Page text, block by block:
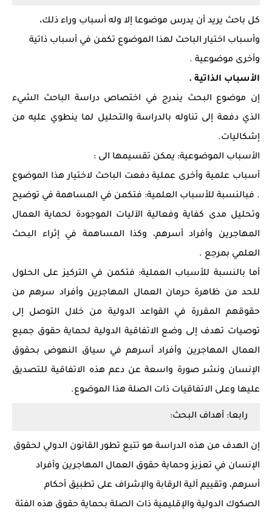
كل باحث يريد أن يدرس موضوعا إلا وله أسباب وراء ذلك،
وأسباب اختيار الباحث لهذا الموضوع تكمن في أسباب ذاتية
وأخرى موضوعية .
الأسباب الذاتية .
إن موضوع البحث يندرج في اختصاص دراسة الباحث الشيء
الذي دفعة إلى تناوله بالدراسة والتحليل لما ينطوي عليه من
إشكاليات.
الأسباب الموضوعية: يمكن تقسيمها الى :
أسباب علمية وأخرى عملية دفعت الباحث لاختيار هذا الموضوع
. فبالنسبة للأسباب العلمية: فتكمن في المساهمة في توضيح
وتحليل مدى كفاية وفعالية الآليات الموجودة لحماية العمال
المهاجرين وأفراد أسرهم، وكذا المساهمة في إثراء البحث
العلمي بمرجع .
أما بالنسبة للأسباب العملية: فتكمن في التركيز على الحلول
للحد من ظاهرة حرمان العمال المهاجرين وأفراد سرهم من
حقوقهم المقررة في القواعد الدولية من خلال التوصل إلى
توصيات تهدف إلى وضع الاتفاقية الدولية لحماية حقوق جميع
العمال المهاجرين وأفراد أسرهم في سياق النهوض بحقوق
الإنسان ونشر صورة واسعة عن دعم هذه الاتفاقية للتصديق
عليها وعلى الاتفاقيات ذات الصلة هذا الموضوع.
رابعا: أهداف البحث:
إن الهدف من هذه الدراسة هو تتبع تطور القانون الدولي لحقوق
الإنسان في تعزيز وحماية حقوق العمال المهاجرين وأفراد
أسرهم، وتقييم آلية الرقابة والإشراف على تطبيق أحكام
الصكوك الدولية والإقليمية ذات الصلة بحماية حقوق هذه الفئة